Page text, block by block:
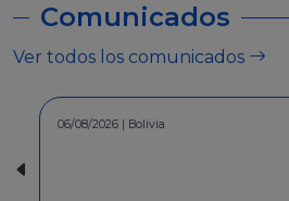
Comunicados
Ver todos los comunicados
30/07/2026 | Bolivia